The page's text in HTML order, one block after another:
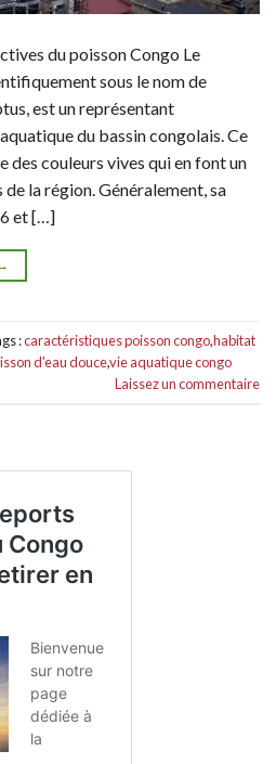
du poisson Congo Le
sous le nom de
est un représentant
du bassin congolais. Ce
des couleurs vives qui en font un
la région. Généralement, sa
et […]
:caractéristiques poisson congo,habitat
d'eau douce,vie aquatique congo
Laissez un commentaire